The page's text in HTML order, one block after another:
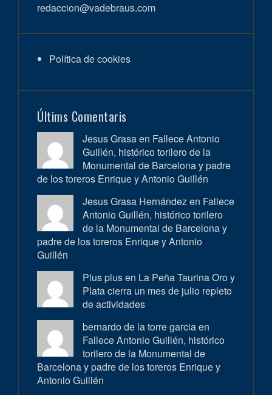
redaccion@vadebraus.com
Política de cookies
Últims Comentaris
Jesus Grasa en Fallece Antonio
Guillén, histórico torilero de la
Monumental de Barcelona y padre
de los toreros Enrique y Antonio Guillén
Jesus Grasa Hernández en Fallece
Antonio Guillén, histórico torilero
de la Monumental de Barcelona y
padre de los toreros Enrique y Antonio
Guillén
Plus plus en La Peña Taurina Oro y
Plata cierra un mes de julio repleto
de actividades
bernardo de la torre garcia en
Fallece Antonio Guillén, histórico
torilero de la Monumental de
Barcelona y padre de los toreros Enrique y
Antonio Guillén